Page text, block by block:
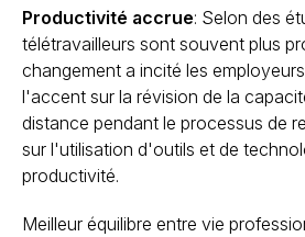
Productivité accrue: Selon des
télétravailleurs sont souvent plus
changement a incité les
l'accent sur la révision de la
distance pendant le processus de
sur l'utilisation d'outils et de
productivité.
Meilleur équilibre entre vie